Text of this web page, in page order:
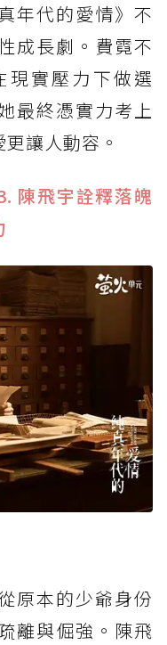
年代的愛情》不
成長劇。費霓不
現實壓力下做選
最終憑實力考上
讓人動容。
陳飛宇詮釋落魄
原本的少爺身份
離與倔強。陳飛